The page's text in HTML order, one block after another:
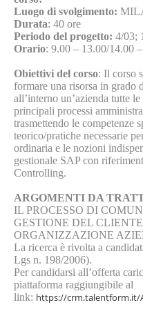
Luogo di svolgimento:
Durata: 40 ore
Periodo del progetto: 4/03;
Orario: 9.00 – 13.00/14.00
Obiettivi del corso: Il corso
formare una risorsa in grado
all’interno un’azienda tutte
principali processi
trasmettendo le competenze
teorico/pratiche necessarie
ordinaria e le nozioni
gestionale SAP con
Controlling.
ARGOMENTI DA
IL PROCESSO DI
GESTIONE DEL CLIENTE
ORGANIZZAZIONE
La ricerca è rivolta a
Lgs n. 198/2006).
Per candidarsi all’offerta
piattaforma raggiungibile al
link: https://crm.talentform.it/